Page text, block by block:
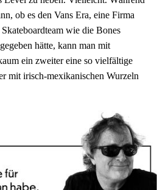
ob es den Vans Era, eine Firma
wie die Bones
hätte, kann man mit
ein zweiter eine so vielfältige
mit irisch-mexikanischen Wurzeln